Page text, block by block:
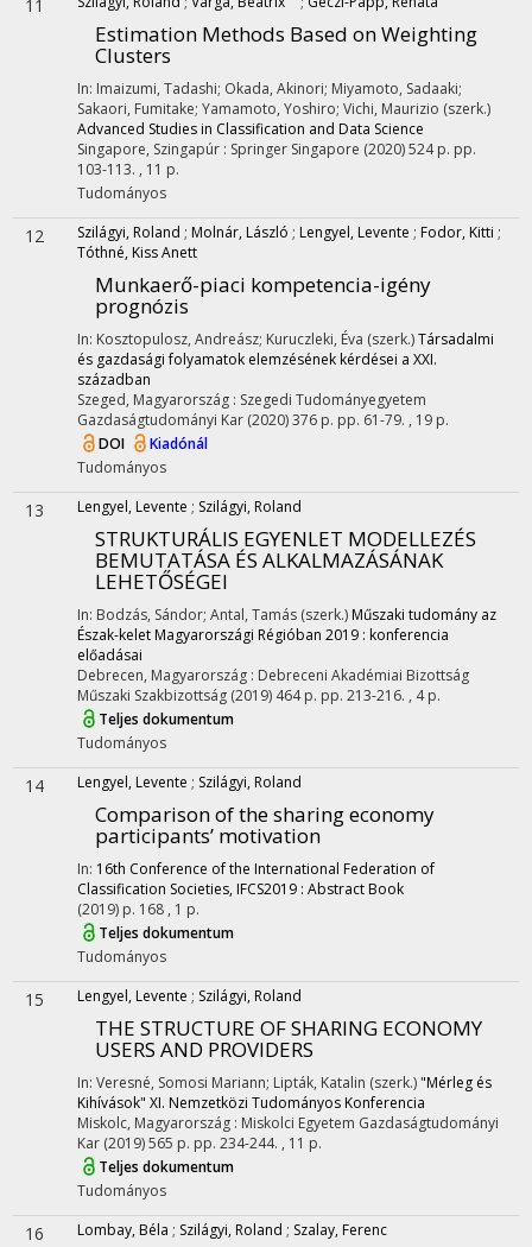
11
Estimation Methods Based on Weighting
Clusters
In: Imaizumi, Tadashi; Okada, Akinori; Miyamoto, Sadaaki;
Sakaori, Fumitake; Yamamoto, Yoshiro; Vichi, Maurizio (szerk.)
Advanced Studies in Classification and Data Science
Singapore, Szingapúr : Springer Singapore (2020)524 p. pp.
103-113. , 11 p.
Tudományos
12 Szilágyi, Roland ; Molnár, László ; Lengyel, Levente ; Fodor, Kitti ;
Tóthné, Kiss Anett
Munkaerő-piaci kompetencia-igény
prognózis
In: Kosztopulosz, Andreász; Kuruczleki, Éva (szerk.)Társadalmi
és gazdasági folyamatok elemzésének kérdései a XXI.
században
Szeged, Magyarország : Szegedi Tudományegyetem
Gazdaságtudományi Kar (2020)376 p. pp. 61-79. , 19 p.
DOI
Kiadónál
Tudományos
13 Lengyel, Levente ; Szilágyi, Roland
STRUKTURÁLIS EGYENLET MODELLEZÉS
BEMUTATÁSA ÉS ALKALMAZÁSÁNAK
LEHETŐSÉGEI
In: Bodzás, Sándor; Antal, Tamás (szerk.) Műszaki tudomány az
Észak-kelet Magyarországi Régióban 2019 : konferencia
előadásai
Debrecen, Magyarország : Debreceni Akadémiai Bizottság
Műszaki Szakbizottság (2019) 464 p. pp. 213-216. , 4 p.
Teljes dokumentum
Tudományos
14 Lengyel, Levente ; Szilágyi, Roland
Comparison of the sharing economy
participants’ motivation
In: 16th Conference of the International Federation of
Classification Societies, IFCS2019 : Abstract Book
(2019) p. 168 , 1 p.
Teljes dokumentum
Tudományos
15 Lengyel, Levente ; Szilágyi, Roland
THE STRUCTURE OF SHARING ECONOMY
USERS AND PROVIDERS
In: Veresné, Somosi Mariann; Lipták, Katalin (szerk.) "Mérleg és
Kihívások" XI. Nemzetközi Tudományos Konferencia
Miskolc, Magyarország : Miskolci Egyetem Gazdaságtudományi
Kar (2019)565 p. pp. 234-244. , 11 p.
Teljes dokumentum
Tudományos
16 Lombay, Béla ; Szilágyi, Roland ; Szalay, Ferenc